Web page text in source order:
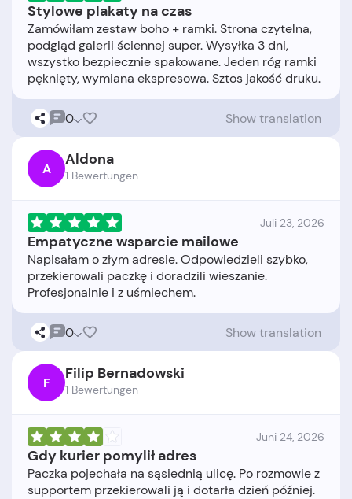
Stylowe plakaty na czas
Zamówiłam zestaw boho + ramki. Strona czytelna,
podgląd galerii ściennej super. Wysyłka 3 dni,
wszystko bezpiecznie spakowane. Jeden róg ramki
0 Show translation
A Aldona
1 Bewertungen
Juli 23, 2026
Empatyczne wsparcie mailowe
Napisałam o złym adresie. Odpowiedzieli szybko,
przekierowali paczkę i doradzili wieszanie.
0 Show translation
F Filip Bernadowski
1 Bewertungen
Juni 24, 2026
Gdy kurier pomylił adres
Paczka pojechała na sąsiednią ulicę. Po rozmowie z
supportem przekierowali ją i dotarła dzień później.